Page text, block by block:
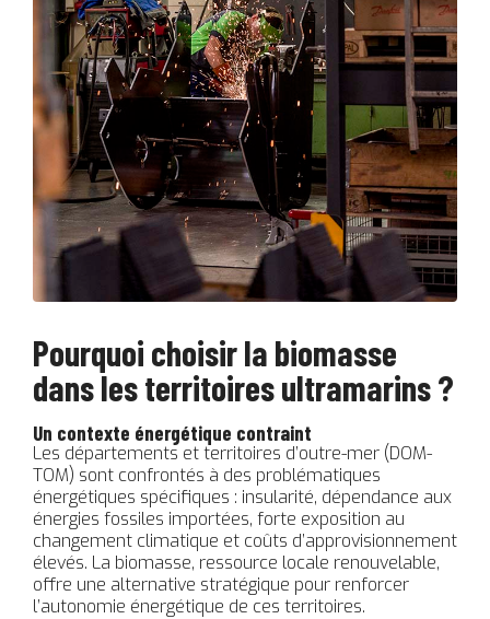
Pourquoi choisir la biomasse
dans les territoires ultramarins ?
Un contexte énergétique contraint
Les départements et territoires d’outre-mer (DOM-
TOM) sont confrontés à des problématiques
énergétiques spécifiques : insularité, dépendance aux
énergies fossiles importées, forte exposition au
changement climatique et coûts d’approvisionnement
élevés. La biomasse, ressource locale renouvelable,
offre une alternative stratégique pour renforcer
l’autonomie énergétique de ces territoires.